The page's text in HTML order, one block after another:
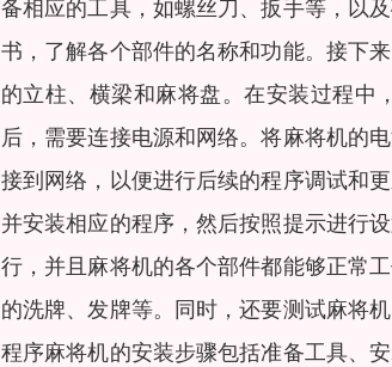
备相应的工具，如螺丝刀、扳手等，以
书，了解各个部件的名称和功能。接下
的立柱、横梁和麻将盘。在安装过程中
后，需要连接电源和网络。将麻将机的
接到网络，以便进行后续的程序调试和
并安装相应的程序，然后按照提示进行
行，并且麻将机的各个部件都能够正常
的洗牌、发牌等。同时，还要测试麻将
程序麻将机的安装步骤包括准备工具、